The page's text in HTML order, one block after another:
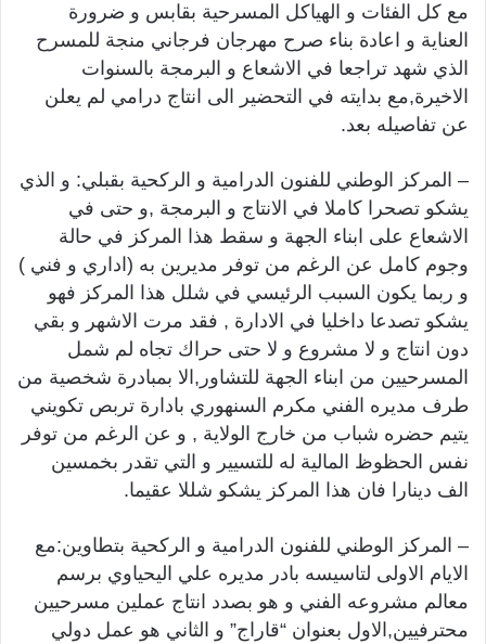
مع كل الفئات و الهياكل المسرحية بقابس و ضرورة
العناية و اعادة بناء صرح مهرجان فرجاني منجة للمسرح
الذي شهد تراجعا في الاشعاع و البرمجة بالسنوات
الاخيرة,مع بدايته في التحضير الى انتاج درامي لم يعلن
عن تفاصيله بعد.
– المركز الوطني للفنون الدرامية و الركحية بقبلي: و الذي
يشكو تصحرا كاملا في الانتاج و البرمجة ,و حتى في
الاشعاع على ابناء الجهة و سقط هذا المركز في حالة
وجوم كامل عن الرغم من توفر مديرين به (اداري و فني )
و ربما يكون السبب الرئيسي في شلل هذا المركز فهو
يشكو تصدعا داخليا في الادارة , فقد مرت الاشهر و بقي
دون انتاج و لا مشروع و لا حتى حراك تجاه لم شمل
المسرحيين من ابناء الجهة للتشاور,الا بمبادرة شخصية من
طرف مديره الفني مكرم السنهوري بادارة تربص تكويني
يتيم حضره شباب من خارج الولاية , و عن الرغم من توفر
نفس الحظوظ المالية له للتسيير و التي تقدر بخمسين
الف دينارا فان هذا المركز يشكو شللا عقيما.
– المركز الوطني للفنون الدرامية و الركحية بتطاوين:مع
الايام الاولى لتاسيسه بادر مديره علي اليحياوي برسم
معالم مشروعه الفني و هو بصدد انتاج عملين مسرحيين
محترفيين,الاول بعنوان “قاراج” و الثاني هو عمل دولي